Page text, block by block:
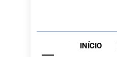
INÍCIO